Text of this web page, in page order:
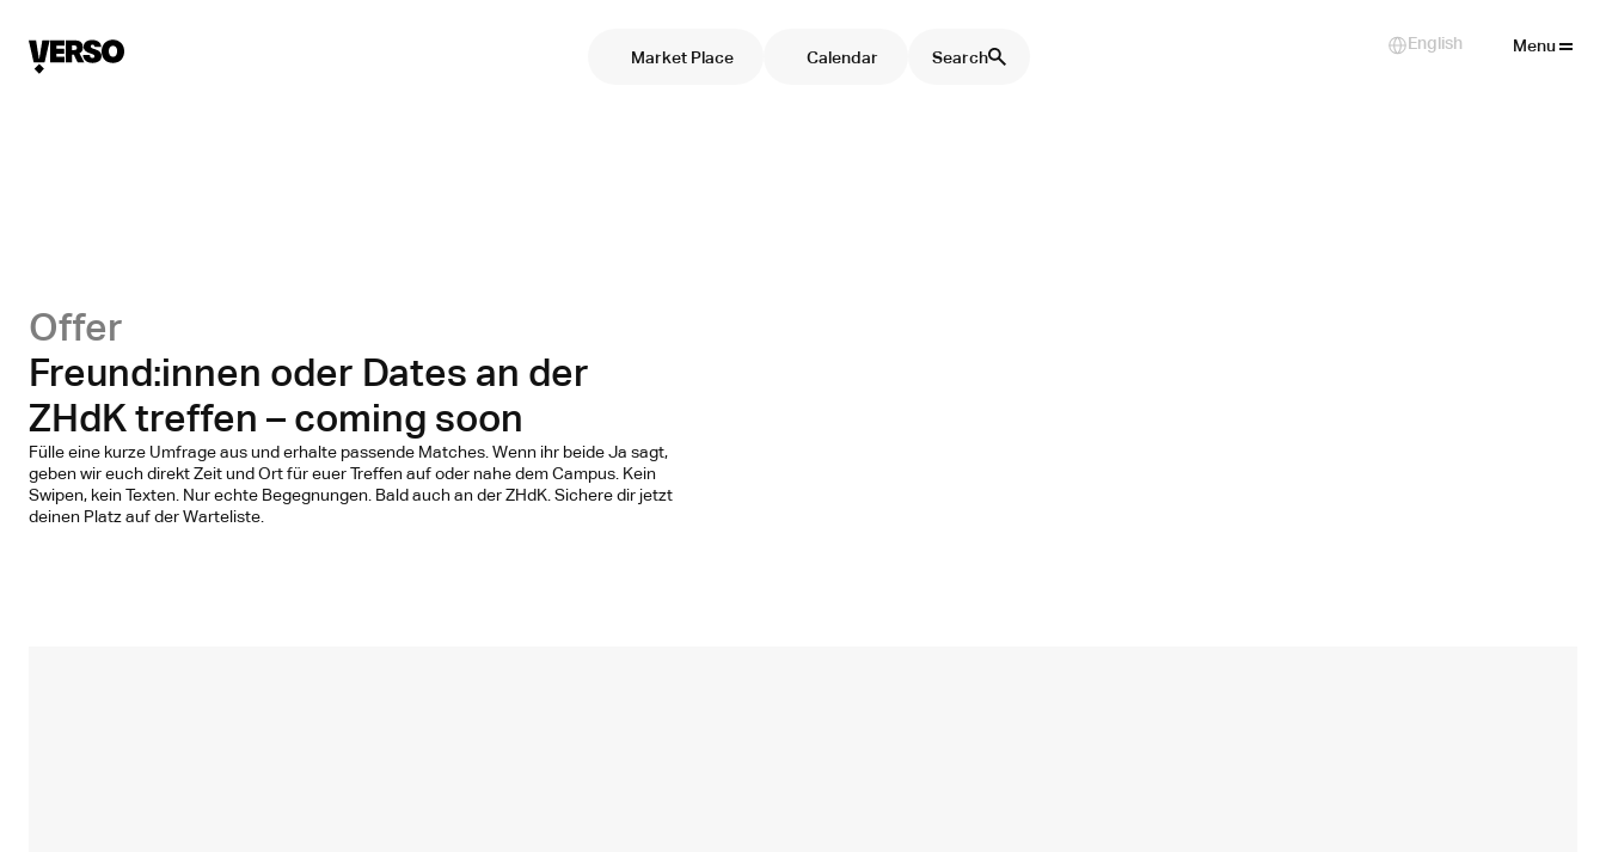
Offer
Freund:innen oder Dates an der
ZHdK treffen – coming soon
Fülle eine kurze Umfrage aus und erhalte passende Matches. Wenn ihr beide Ja sagt,
geben wir euch direkt Zeit und Ort für euer Treffen auf oder nahe dem Campus. Kein
Swipen, kein Texten. Nur echte Begegnungen. Bald auch an der ZHdK. Sichere dir jetzt
deinen Platz auf der Warteliste.
Calendar Search
Market Place
Menu
Select Language
English